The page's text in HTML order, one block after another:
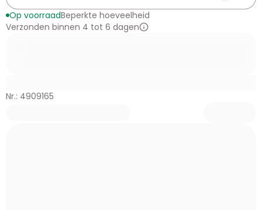
Op voorraadBeperkte hoeveelheid
Verzonden binnen 4 tot 6 dagen
Nr.: 4909165